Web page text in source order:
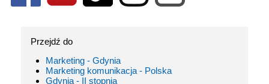
Przejdź do
Marketing - Gdynia
Marketing komunikacja - Polska
Gdynia - II stopnia